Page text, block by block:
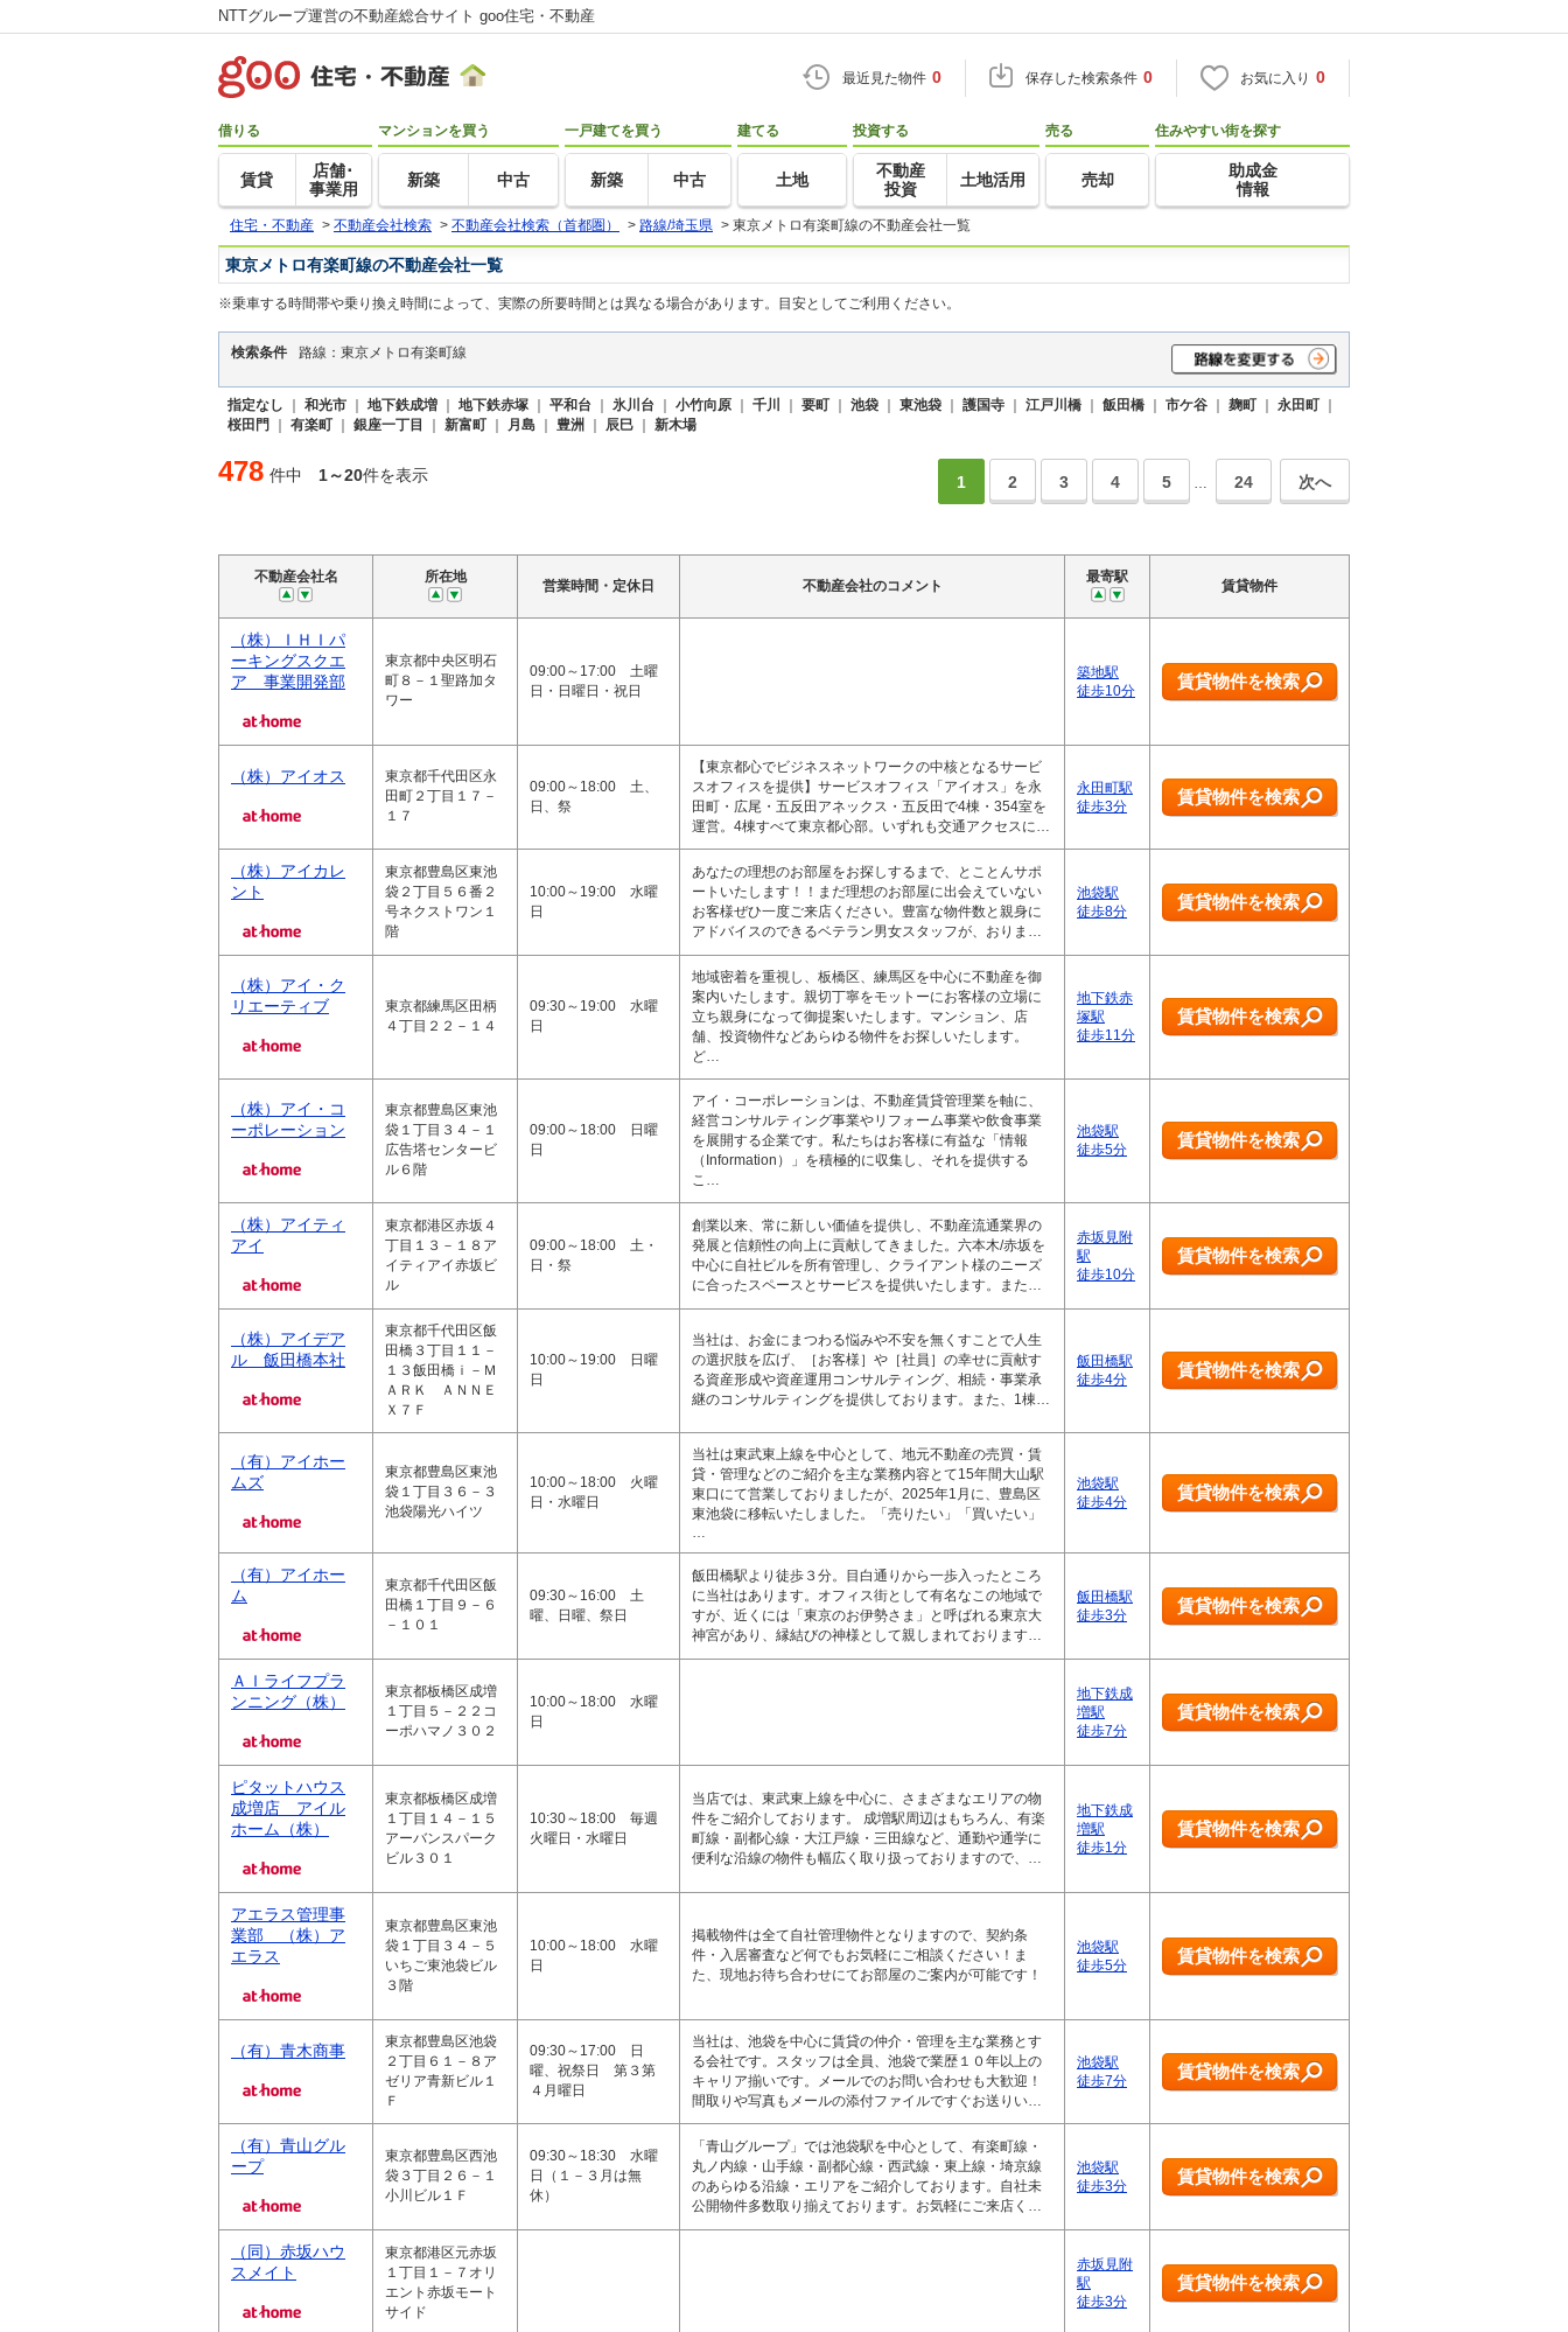
NTTグループ運営の不動産総合サイト goo住宅・不動産
最近見た物件 0 保存した検索条件 0 お気に入り 0
借りる
賃貸
店舗･
事業用
マンションを買う
新築 中古
一戸建てを買う
新築 中古
建てる
土地
投資する
不動産
投資
土地活用
売る
売却
住みやすい街を探す
助成金
情報
住宅・不動産 > 不動産会社検索 > 不動産会社検索（首都圏） > 路線/埼玉県 > 東京メトロ有楽町線の不動産会社一覧
東京メトロ有楽町線の不動産会社一覧
※乗車する時間帯や乗り換え時間によって、実際の所要時間とは異なる場合があります。目安としてご利用ください。
検索条件 路線：東京メトロ有楽町線
指定なし ｜ 和光市 ｜ 地下鉄成増 ｜ 地下鉄赤塚 ｜ 平和台 ｜ 氷川台 ｜ 小竹向原 ｜ 千川 ｜ 要町 ｜ 池袋 ｜ 東池袋 ｜ 護国寺 ｜ 江戸川橋 ｜ 飯田橋 ｜ 市ケ谷 ｜ 麹町 ｜ 永田町 ｜
桜田門
｜ 有楽町 ｜ 銀座一丁目 ｜ 新富町 ｜ 月島 ｜ 豊洲 ｜ 辰巳 ｜ 新木場
478 件中 1～20件を表示 1 2 3 4 5 … 24 次へ
不動産会社名 所在地
営業時間・定休日 不動産会社のコメント
最寄駅
賃貸物件
（株）ＩＨＩパ
ーキングスクエ
ア 事業開発部
東京都中央区明石
町８－１聖路加タ
ワー
09:00～17:00 土曜
日・日曜日・祝日
築地駅
徒歩10分
賃貸物件を検索
（株）アイオス
東京都千代田区永
田町２丁目１７－
１７
09:00～18:00 土、
日、祭
【東京都心でビジネスネットワークの中核となるサービ
スオフィスを提供】サービスオフィス「アイオス」を永
田町・広尾・五反田アネックス・五反田で4棟・354室を
運営。4棟すべて東京都心部。いずれも交通アクセスに…
永田町駅
徒歩3分
賃貸物件を検索
（株）アイカレ
ント
東京都豊島区東池
袋２丁目５６番２
号ネクストワン１
階
10:00～19:00 水曜
日
あなたの理想のお部屋をお探しするまで、とことんサポ
ートいたします！！まだ理想のお部屋に出会えていない
お客様ぜひ一度ご来店ください。豊富な物件数と親身に
アドバイスのできるベテラン男女スタッフが、おりま…
池袋駅
徒歩8分
賃貸物件を検索
（株）アイ・ク
リエーティブ
東京都練馬区田柄
４丁目２２－１４
09:30～19:00 水曜
日
地域密着を重視し、板橋区、練馬区を中心に不動産を御
案内いたします。親切丁寧をモットーにお客様の立場に
立ち親身になって御提案いたします。マンション、店
舗、投資物件などあらゆる物件をお探しいたします。
ど…
地下鉄赤
塚駅
徒歩11分
賃貸物件を検索
（株）アイ・コ
ーポレーション
東京都豊島区東池
袋１丁目３４－１
広告塔センタービ
ル６階
09:00～18:00 日曜
日
アイ・コーポレーションは、不動産賃貸管理業を軸に、
経営コンサルティング事業やリフォーム事業や飲食事業
を展開する企業です。私たちはお客様に有益な「情報
（Information）」を積極的に収集し、それを提供する
こ…
池袋駅
徒歩5分
賃貸物件を検索
（株）アイティ
アイ
東京都港区赤坂４
丁目１３－１８ア
イティアイ赤坂ビ
ル
09:00～18:00 土・
日・祭
創業以来、常に新しい価値を提供し、不動産流通業界の
発展と信頼性の向上に貢献してきました。六本木/赤坂を
中心に自社ビルを所有管理し、クライアント様のニーズ
に合ったスペースとサービスを提供いたします。また…
赤坂見附
駅
徒歩10分
賃貸物件を検索
（株）アイデア
ル 飯田橋本社
東京都千代田区飯
田橋３丁目１１－
１３飯田橋ｉ－Ｍ
ＡＲＫ ＡＮＮＥ
Ｘ７Ｆ
10:00～19:00 日曜
日
当社は、お金にまつわる悩みや不安を無くすことで人生
の選択肢を広げ、［お客様］や［社員］の幸せに貢献す
る資産形成や資産運用コンサルティング、相続・事業承
継のコンサルティングを提供しております。また、1棟…
飯田橋駅
徒歩4分
賃貸物件を検索
（有）アイホー
ムズ
東京都豊島区東池
袋１丁目３６－３
池袋陽光ハイツ
10:00～18:00 火曜
日・水曜日
当社は東武東上線を中心として、地元不動産の売買・賃
貸・管理などのご紹介を主な業務内容とて15年間大山駅
東口にて営業しておりましたが、2025年1月に、豊島区
東池袋に移転いたしました。「売りたい」「買いたい」
…
池袋駅
徒歩4分
賃貸物件を検索
（有）アイホー
ム
東京都千代田区飯
田橋１丁目９－６
－１０１
09:30～16:00 土
曜、日曜、祭日
飯田橋駅より徒歩３分。目白通りから一歩入ったところ
に当社はあります。オフィス街として有名なこの地域で
すが、近くには「東京のお伊勢さま」と呼ばれる東京大
神宮があり、縁結びの神様として親しまれております…
飯田橋駅
徒歩3分
賃貸物件を検索
ＡＩライフプラ
ンニング（株）
東京都板橋区成増
１丁目５－２２コ
ーポハマノ３０２
10:00～18:00 水曜
日
地下鉄成
増駅
徒歩7分
賃貸物件を検索
ピタットハウス
成増店 アイル
ホーム（株）
東京都板橋区成増
１丁目１４－１５
アーバンスパーク
ビル３０１
10:30～18:00 毎週
火曜日・水曜日
当店では、東武東上線を中心に、さまざまなエリアの物
件をご紹介しております。 成増駅周辺はもちろん、有楽
町線・副都心線・大江戸線・三田線など、通勤や通学に
便利な沿線の物件も幅広く取り扱っておりますので、…
地下鉄成
増駅
徒歩1分
賃貸物件を検索
アエラス管理事
業部 （株）ア
エラス
東京都豊島区東池
袋１丁目３４－５
いちご東池袋ビル
３階
10:00～18:00 水曜
日
掲載物件は全て自社管理物件となりますので、契約条
件・入居審査など何でもお気軽にご相談ください！ま
た、現地お待ち合わせにてお部屋のご案内が可能です！
池袋駅
徒歩5分
賃貸物件を検索
（有）青木商事
東京都豊島区池袋
２丁目６１－８ア
ゼリア青新ビル１
Ｆ
09:30～17:00 日
曜、祝祭日 第３第
４月曜日
当社は、池袋を中心に賃貸の仲介・管理を主な業務とす
る会社です。スタッフは全員、池袋で業歴１０年以上の
キャリア揃いです。メールでのお問い合わせも大歓迎！
間取りや写真もメールの添付ファイルですぐお送りい…
池袋駅
徒歩7分
賃貸物件を検索
（有）青山グル
ープ
東京都豊島区西池
袋３丁目２６－１
小川ビル１Ｆ
09:30～18:30 水曜
日（１－３月は無
休）
「青山グループ」では池袋駅を中心として、有楽町線・
丸ノ内線・山手線・副都心線・西武線・東上線・埼京線
のあらゆる沿線・エリアをご紹介しております。自社未
公開物件多数取り揃えております。お気軽にご来店く…
池袋駅
徒歩3分
賃貸物件を検索
（同）赤坂ハウ
スメイト
東京都港区元赤坂
１丁目１－７オリ
エント赤坂モート
サイド
赤坂見附
駅
徒歩3分
賃貸物件を検索